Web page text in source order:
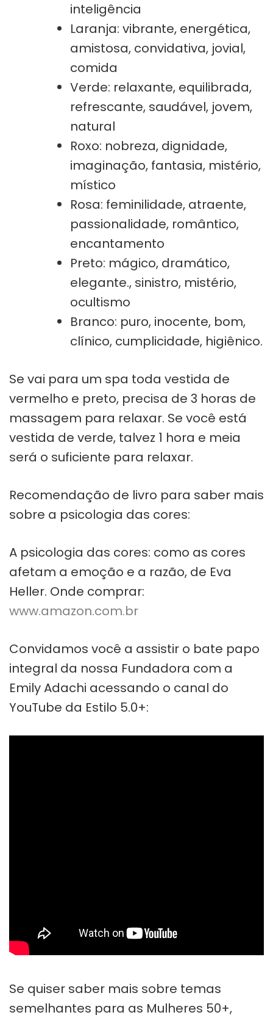
inteligência
Laranja: vibrante, energética,
amistosa, convidativa, jovial,
comida
Verde: relaxante, equilibrada,
refrescante, saudável, jovem,
natural
Roxo: nobreza, dignidade,
imaginação, fantasia, mistério,
místico
Rosa: feminilidade, atraente,
passionalidade, romântico,
encantamento
Preto: mágico, dramático,
elegante., sinistro, mistério,
ocultismo
Branco: puro, inocente, bom,
clínico, cumplicidade, higiênico.
Se vai para um spa toda vestida de
vermelho e preto, precisa de 3 horas de
massagem para relaxar. Se você está
vestida de verde, talvez 1 hora e meia
será o suficiente para relaxar.
Recomendação de livro para saber mais
sobre a psicologia das cores:
A psicologia das cores: como as cores
afetam a emoção e a razão, de Eva
Heller. Onde comprar:
www.amazon.com.br
Convidamos você a assistir o bate papo
integral da nossa Fundadora com a
Emily Adachi acessando o canal do
YouTube da Estilo 5.0+:
Se quiser saber mais sobre temas
semelhantes para as Mulheres 50+,